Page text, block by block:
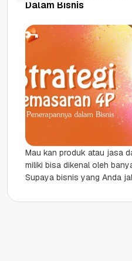
Dalam Bisnis
Mau kan produk atau jasa
miliki bisa dikenal oleh
Supaya bisnis yang Anda